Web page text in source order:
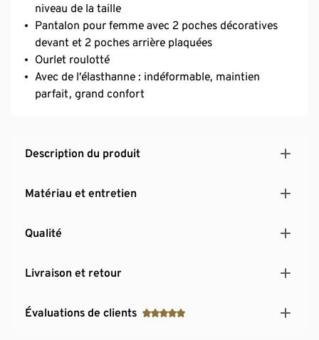
niveau de la taille
Pantalon pour femme avec 2 poches décoratives
devant et 2 poches arrière plaquées
Ourlet roulotté
Avec de l’élasthanne : indéformable, maintien
parfait, grand confort
Description du produit
Matériau et entretien
Qualité
Livraison et retour
Évaluations de clients